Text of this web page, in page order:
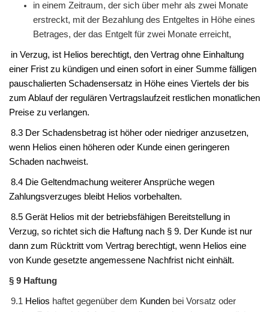
in einem Zeitraum, der sich über mehr als zwei Monate
erstreckt, mit der Bezahlung des Entgeltes in Höhe eines
Betrages, der das Entgelt für zwei Monate erreicht,
in Verzug, ist Helios berechtigt, den Vertrag ohne Einhaltung
einer Frist zu kündigen und einen sofort in einer Summe fälligen
pauschalierten Schadensersatz in Höhe eines Viertels der bis
zum Ablauf der regulären Vertragslaufzeit restlichen monatlichen
Preise zu verlangen.
8.3 Der Schadensbetrag ist höher oder niedriger anzusetzen,
wenn Helios einen höheren oder Kunde einen geringeren
Schaden nachweist.
8.4 Die Geltendmachung weiterer Ansprüche wegen
Zahlungsverzuges bleibt Helios vorbehalten.
8.5 Gerät Helios mit der betriebsfähigen Bereitstellung in
Verzug, so richtet sich die Haftung nach § 9. Der Kunde ist nur
dann zum Rücktritt vom Vertrag berechtigt, wenn Helios eine
von Kunde gesetzte angemessene Nachfrist nicht einhält.
§ 9 Haftung
9.1 Helios haftet gegenüber dem Kunden bei Vorsatz oder